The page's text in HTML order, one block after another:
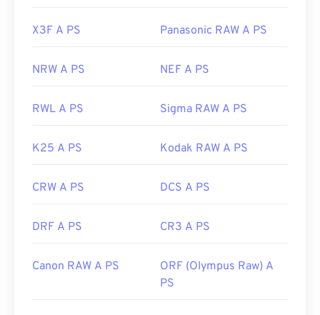
X3F A PS Panasonic RAW A PS
NRW A PS NEF A PS
RWL A PS Sigma RAW A PS
K25 A PS Kodak RAW A PS
CRW A PS DCS A PS
DRF A PS CR3 A PS
Canon RAW A PS
ORF (Olympus Raw) A
PS